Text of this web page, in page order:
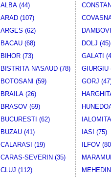
ALBA (44)
ARAD (107)
ARGES (62)
BACAU (68)
BIHOR (73)
BISTRITA-NASAUD (78)
BOTOSANI (59)
BRAILA (26)
BRASOV (69)
BUCURESTI (62)
BUZAU (41)
CALARASI (19)
CARAS-SEVERIN (35)
CLUJ (112)
DOLJ (45)
GALATI
GIURGIU
GORJ
IASI (75)
ILFOV